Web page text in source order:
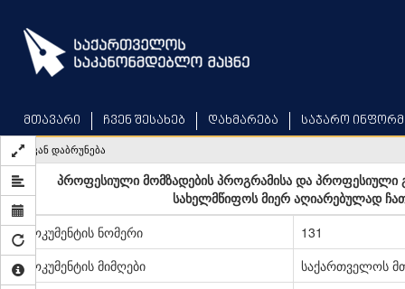
main
content
მთავარი ჩვენ შესახებ დახმარება საჯარო
უკან დაბრუნება
პროფესიული მომზადების პროგრამისა და პროფესიული
სახელმწიფოს მიერ აღიარებულად
დოკუმენტის ნომერი
131
დოკუმენტის მიმღები
საქართველოს